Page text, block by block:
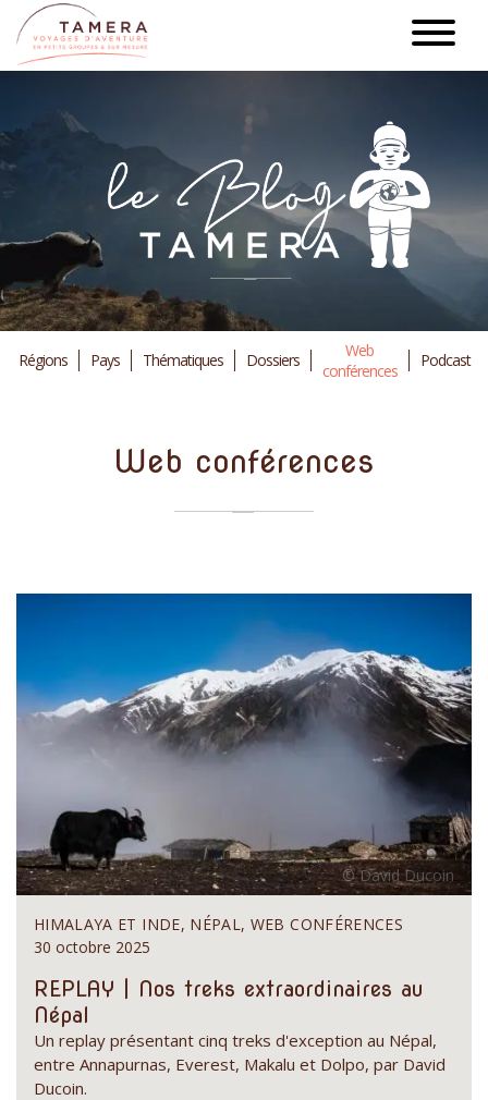
Aller
au
contenu
Régions Pays Thématiques Dossiers
Web
conférences
Podcast
Web conférences
HIMALAYA ET INDE, NÉPAL, WEB CONFÉRENCES
30 octobre 2025
REPLAY | Nos treks extraordinaires au
Népal
Un replay présentant cinq treks d'exception au Népal,
entre Annapurnas, Everest, Makalu et Dolpo, par David
Ducoin.